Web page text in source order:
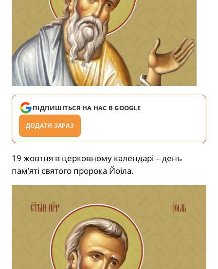
ПІДПИШІТЬСЯ НА НАС В GOOGLE
ДОДАТИ ЗАРАЗ
19 жовтня в церковному календарі – день
пам’яті святого пророка Йоіла.